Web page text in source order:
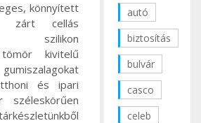
könnyített
zárt cellás
szilikon
kivitelű
és ipari
autó
biztosítás
bulvár
casco
celeb